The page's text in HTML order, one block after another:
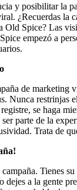
y posibilitar la
¿Recuerdas la
Old Spice? Las
empezó a
de marketing
Nunca restrinjas
se haga
parte de la
Trata de
Tienes
dejes a la gente